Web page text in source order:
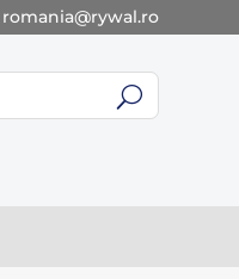
romania@rywal.ro
U